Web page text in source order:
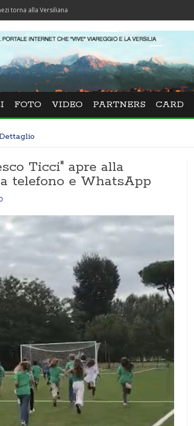
Versiliana
FOTO VIDEO PARTNERS CARD
Ticci" apre alla
telefono e WhatsApp
0